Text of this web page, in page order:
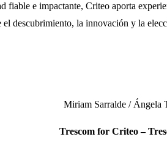
fiable e impactante, Criteo aporta
el descubrimiento, la innovación y la
Sarralde / Ángela
Trescom for Criteo –